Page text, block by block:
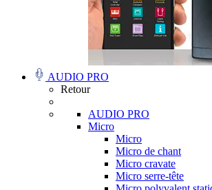
AUDIO PRO
Retour
AUDIO PRO
Micro
Micro
Micro de chant
Micro cravate
Micro serre-tête